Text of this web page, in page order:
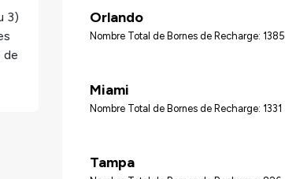
3)
de
Orlando
Nombre Total de Bornes de Recharge: 1385
Miami
Nombre Total de Bornes de Recharge: 1331
Tampa